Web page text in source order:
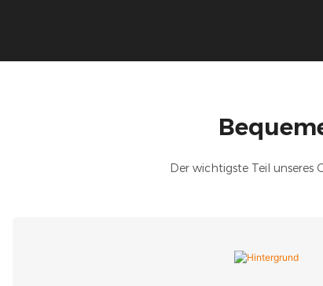
Der wichtigste Teil unseres